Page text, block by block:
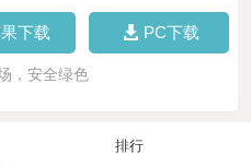
下载 PC下载
，安全绿色
排行